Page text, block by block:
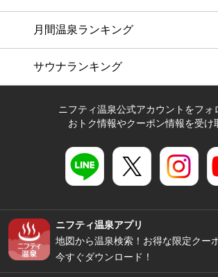
月間温泉ランキング
サウナランキング
ニフティ温泉公式アカウントをフォ
おトク情報やクーポン情報を受け
ニフティ温泉アプリ
地図から温泉検索！お得な限定クー
今すぐダウンロード！